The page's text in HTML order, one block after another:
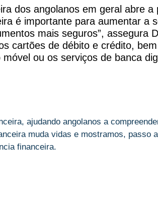
dos angolanos em geral abre
é importante para aumentar a
mais seguros”, assegura
cartões de débito e crédito,
ou os serviços de banca
ajudando angolanos a
muda vidas e mostramos, passo
financeira.